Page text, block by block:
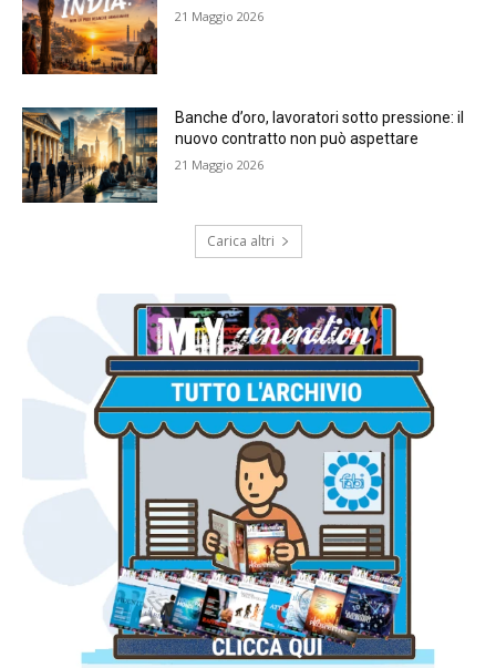
21 Maggio 2026
Banche d’oro, lavoratori sotto pressione: il
nuovo contratto non può aspettare
21 Maggio 2026
Carica altri